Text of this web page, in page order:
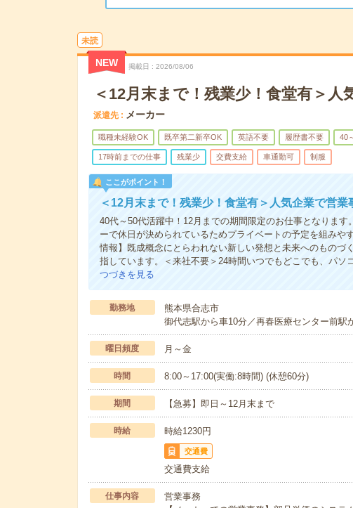
未読
NEW 掲載日 2026/08/06
＜12月末まで！残業少！食堂有＞人
派遣先 メーカー
職種未経験OK 既卒第二新卒OK 英語不要 履歴書不要 40
17時前までの仕事 残業少 交費支給 車通勤可 制服
ここがポイント！
＜12月末まで！残業少！食堂有＞人気企業で営業
40代～50代活躍中！12月までの期間限定のお仕事となりま
ーで休日が決められているためプライベートの予定を組みや
情報】既成概念にとらわれない新しい発想と未来へのものづ
指しています。＜来社不要＞24時間いつでもどこでも、パ
つづきを見る
勤務地
熊本県合志市
御代志駅から車10分／再春医療センター前駅
曜日頻度 月～金
時間 8:00～17:00(実働:8時間) (休憩60分)
期間 【急募】即日～12月末まで
時給 時給1230円
交通費
交通費支給
仕事内容
営業事務